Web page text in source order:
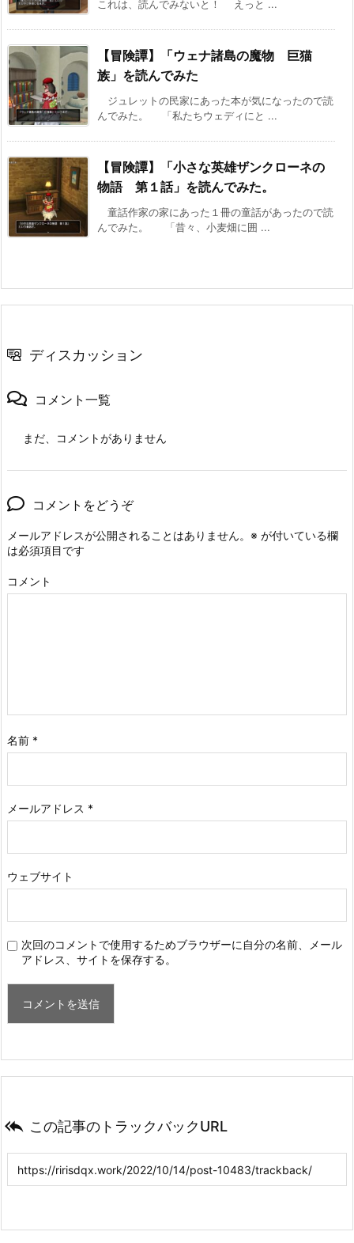
これは、読んでみないと！ えっと ...
【冒険譚】「ウェナ諸島の魔物 巨猫
族」を読んでみた
ジュレットの民家にあった本が気になったので読
んでみた。 「私たちウェディにと ...
【冒険譚】「小さな英雄ザンクローネの
物語 第１話」を読んでみた。
童話作家の家にあった１冊の童話があったので読
んでみた。 「昔々、小麦畑に囲 ...
ディスカッション
コメント一覧
まだ、コメントがありません
コメントをどうぞ
メールアドレスが公開されることはありません。 ※ が付いている欄
は必須項目です
コメント
名前 *
メールアドレス *
ウェブサイト
次回のコメントで使用するためブラウザーに自分の名前、メール
アドレス、サイトを保存する。
 この記事のトラックバックURL